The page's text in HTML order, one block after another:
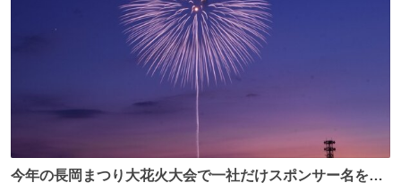
今年の長岡まつり大花火大会で一社だけスポンサー名をア